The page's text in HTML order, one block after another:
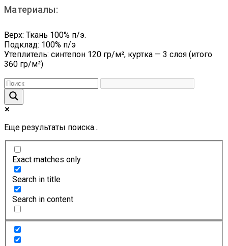
Материалы:
Верх: Ткань 100% п/э.
Подклад: 100% п/э
Утеплитель: синтепон 120 гр/м², куртка — 3 слоя (итого
360 гр/м²)
Еще результаты поиска...
Exact matches only
Search in title
Search in content